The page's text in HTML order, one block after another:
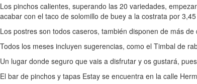
Los pinchos calientes, superando las 20 variedades,
acabar con el taco de solomillo de buey a la costrata por
Los postres son todos caseros, también disponen de más de
Todos los meses incluyen sugerencias, como el Timbal de
Un lugar donde seguro que vais a disfrutar y os gustará,
El bar de pinchos y tapas Estay se encuentra en la calle